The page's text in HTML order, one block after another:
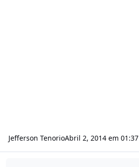
Jefferson TenorioAbril 2, 2014 em 01:37